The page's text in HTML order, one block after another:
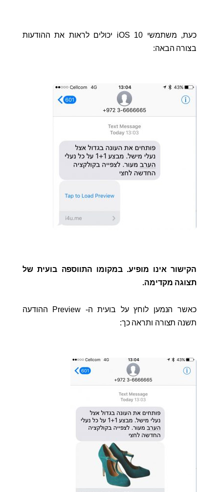
כעת, משתמשי iOS 10 יכולים לראות את ההודעות
בצורה הבאה:
הקישור אינו מופיע. במקומו התווספה בועית של
תצוגה מקדימה.
כאשר הנמען לוחץ על בועית ה- Preview ההודעה
תשנה תצורה ותראה כך: